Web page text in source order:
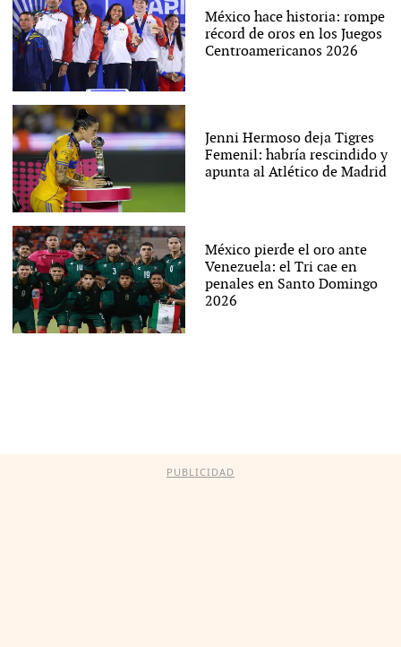
México hace historia: rompe
récord de oros en los Juegos
Centroamericanos 2026
Jenni Hermoso deja Tigres
Femenil: habría rescindido y
apunta al Atlético de Madrid
México pierde el oro ante
Venezuela: el Tri cae en
penales en Santo Domingo
2026
PUBLICIDAD